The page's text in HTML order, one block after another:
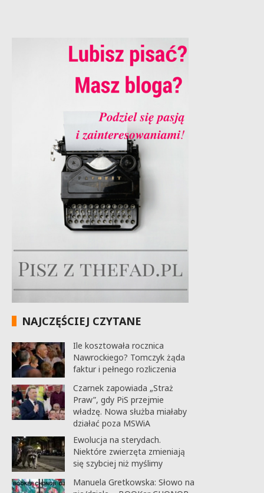
NAJCZĘŚCIEJ CZYTANE
Ile kosztowała rocznica
Nawrockiego? Tomczyk żąda
faktur i pełnego rozliczenia
Czarnek zapowiada „Straż
Praw”, gdy PiS przejmie
władzę. Nowa służba miałaby
działać poza MSWiA
Ewolucja na sterydach.
Niektóre zwierzęta zmieniają
się szybciej niż myślimy
Manuela Gretkowska: Słowo na